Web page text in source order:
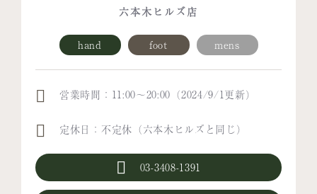
六本木ヒルズ店
hand foot mens
営業時間：11:00～20:00（2024/9/1更新）
定休日：不定休（六本木ヒルズと同じ）
03-3408-1391